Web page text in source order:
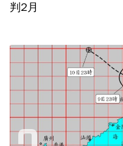
判2月